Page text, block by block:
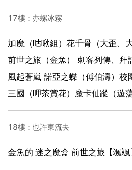
17樓：亦螺冰霧
加魔（咕啾組）花千骨（大歪、
前世之旅（金魚） 刺客列傳、拜
風起蒼嵐 諾亞之蝶（傅伯濤）校
三國（呷茶賞花）魔卡仙蹤（遊
18樓：也許東流去
金魚的 迷之魔盒 前世之旅【颯颯